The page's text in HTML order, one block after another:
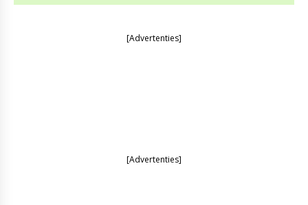
[Advertenties]
[Advertenties]